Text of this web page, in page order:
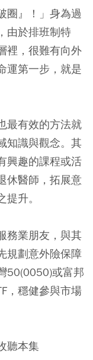
圈』！」身為過
由於排班制特
裡，很難有向外
運第一步，就是
最有效的方法就
知識與觀念。其
興趣的課程或活
休醫師，拓展意
升。
務業朋友，與其
規劃意外險保障
50(0050)或富邦
，穩健參與市場
聽本集